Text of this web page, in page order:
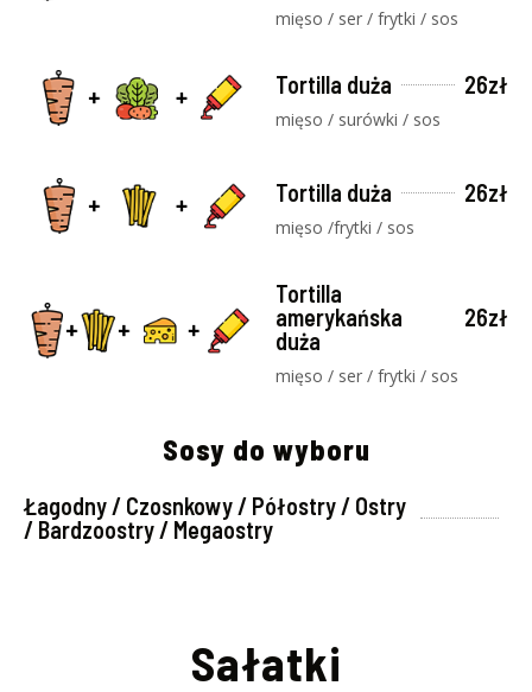
mięso / ser / frytki / sos
Tortilla duża 26zł
mięso / surówki / sos
Tortilla duża 26zł
mięso /frytki / sos
Tortilla
amerykańska
duża
26zł
mięso / ser / frytki / sos
Sosy do wyboru
Łagodny / Czosnkowy / Półostry / Ostry
/ Bardzoostry / Megaostry
Sałatki